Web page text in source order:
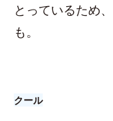
とっているため
も。
クール